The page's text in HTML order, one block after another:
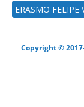
ERASMO FELIPE
Copyright ©